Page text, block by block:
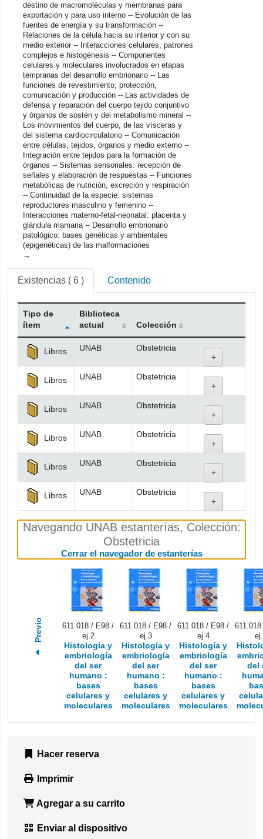
destino de macromoléculas y membranas para
exportación y para uso interno -- Evolución de las
fuentes de energía y su transformación --
Relaciones de la célula hacia su interior y con su
medio exterior -- Interacciones celulares, patrones
complejos e histogénesis -- Componentes
celulares y moleculares involucrados en etapas
tempranas del desarrollo embrionario -- Las
funciones de revestimiento, protección,
comunicación y producción -- Las actividades de
defensa y reparación del cuerpo tejido conjuntivo
y órganos de sostén y del metabolismo mineral --
Los movimientos del cuerpo, de las vísceras y
del sistema cardiocirculatorio -- Comunicación
entre células, tejidos, órganos y medio externo --
Integración entre tejidos para la formación de
órganos -- Sistemas sensoriales: recepción de
señales y elaboración de respuestas -- Funciones
metabólicas de nutrición, excreción y respiración
-- Continuidad de la especie: sistemas
reproductores masculino y femenino --
Interacciones materno-fetal-neonatal: placenta y
glándula mamaria -- Desarrollo embrionario
patológico: bases genéticas y ambientales
(epigenéticas) de las malformaciones
Existencias ( 6 ) Contenido
Existencias
Tipo de
ítem
Biblioteca
actual
Colección
Libros UNAB Obstetricia
Libros UNAB Obstetricia
Libros UNAB Obstetricia
Libros UNAB Obstetricia
Libros UNAB Obstetricia
Libros UNAB Obstetricia
Navegando UNAB estanterías, Colección:
Obstetricia
Cerrar el navegador de estanterías(Oculta el
Previo
611.018 / E98 /
ej.2
Histología y
embriología
del ser
humano :
bases
celulares y
moleculares
611.018 / E98 /
ej.3
Histología y
embriología
del ser
humano :
bases
celulares y
moleculares
611.018 / E98 /
ej.4
Histología y
embriología
del ser
humano :
bases
celulares y
moleculares
del
Hacer reserva
Imprimir
Agregar a su carrito
Enviar al dispositivo